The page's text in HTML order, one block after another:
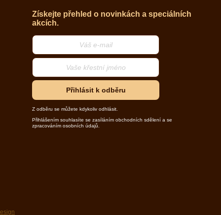
Získejte přehled o novinkách a speciálních
akcích.
Přihlásit k odběru
Z odběru se můžete kdykoliv odhlásit.
Přihlášením souhlasíte se zasíláním obchodních sdělení a se
zpracováním osobních údajů.